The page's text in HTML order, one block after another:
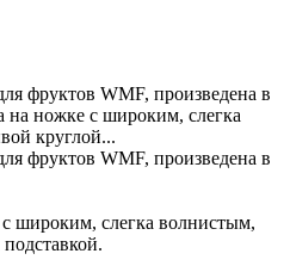
фруктов WMF, произведена в
на ножке с широким, слегка
круглой...
фруктов WMF, произведена в
широким, слегка волнистым,